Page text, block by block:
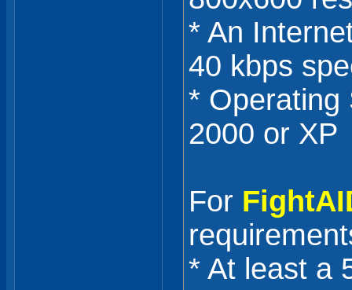
* An
40 kbps
* Operating
2000 or XP
For
* At least a